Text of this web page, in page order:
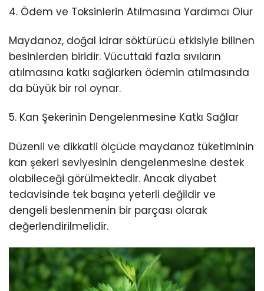
4. Ödem ve Toksinlerin Atılmasına Yardımcı Olur
Maydanoz, doğal idrar söktürücü etkisiyle bilinen
besinlerden biridir. Vücuttaki fazla sıvıların
atılmasına katkı sağlarken ödemin atılmasında
da büyük bir rol oynar.
5. Kan Şekerinin Dengelenmesine Katkı Sağlar
Düzenli ve dikkatli ölçüde maydanoz tüketiminin
kan şekeri seviyesinin dengelenmesine destek
olabileceği görülmektedir. Ancak diyabet
tedavisinde tek başına yeterli değildir ve
dengeli beslenmenin bir parçası olarak
değerlendirilmelidir.